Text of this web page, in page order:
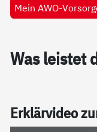
Mein AWO-
Was leis­tet
Er­klär­vi­deo